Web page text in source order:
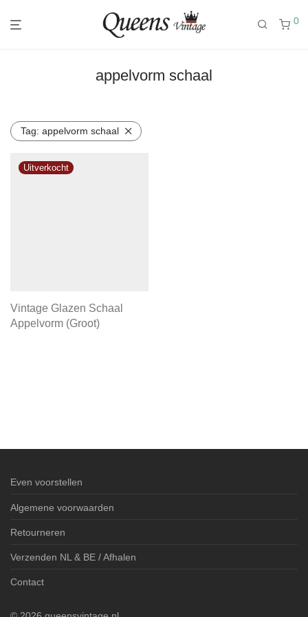
0
appelvorm schaal
Tag: appelvorm schaal
Vintage Glazen Schaal
Appelvorm (Groot)
Even voorstellen
Algemene voorwaarden
Retourneren
Verzenden NL & BE / Afhalen
Contact